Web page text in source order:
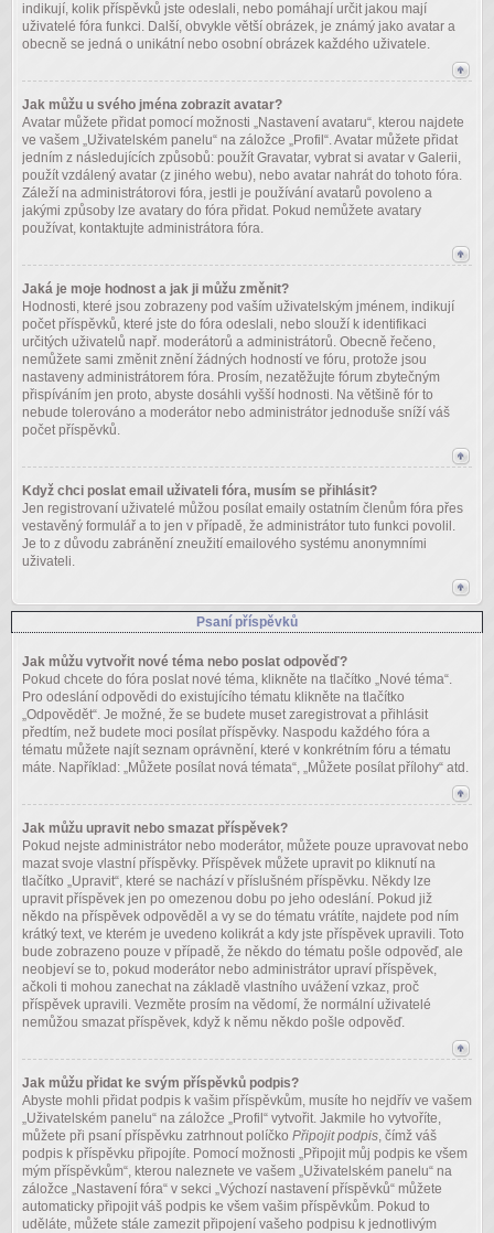
indikují, kolik příspěvků jste odeslali, nebo pomáhají určit jakou mají
uživatelé fóra funkci. Další, obvykle větší obrázek, je známý jako avatar a
obecně se jedná o unikátní nebo osobní obrázek každého uživatele.
Jak můžu u svého jména zobrazit avatar?
Avatar můžete přidat pomocí možnosti „Nastavení avataru“, kterou najdete
ve vašem „Uživatelském panelu“ na záložce „Profil“. Avatar můžete přidat
jedním z následujících způsobů: použít Gravatar, vybrat si avatar v Galerii,
použít vzdálený avatar (z jiného webu), nebo avatar nahrát do tohoto fóra.
Záleží na administrátorovi fóra, jestli je používání avatarů povoleno a
jakými způsoby lze avatary do fóra přidat. Pokud nemůžete avatary
používat, kontaktujte administrátora fóra.
Jaká je moje hodnost a jak ji můžu změnit?
Hodnosti, které jsou zobrazeny pod vaším uživatelským jménem, indikují
počet příspěvků, které jste do fóra odeslali, nebo slouží k identifikaci
určitých uživatelů např. moderátorů a administrátorů. Obecně řečeno,
nemůžete sami změnit znění žádných hodností ve fóru, protože jsou
nastaveny administrátorem fóra. Prosím, nezatěžujte fórum zbytečným
přispíváním jen proto, abyste dosáhli vyšší hodnosti. Na většině fór to
nebude tolerováno a moderátor nebo administrátor jednoduše sníží váš
počet příspěvků.
Když chci poslat email uživateli fóra, musím se přihlásit?
Jen registrovaní uživatelé můžou posílat emaily ostatním členům fóra přes
vestavěný formulář a to jen v případě, že administrátor tuto funkci povolil.
Je to z důvodu zabránění zneužití emailového systému anonymními
uživateli.
Psaní příspěvků
Jak můžu vytvořit nové téma nebo poslat odpověď?
Pokud chcete do fóra poslat nové téma, klikněte na tlačítko „Nové téma“.
Pro odeslání odpovědi do existujícího tématu klikněte na tlačítko
„Odpovědět“. Je možné, že se budete muset zaregistrovat a přihlásit
předtím, než budete moci posílat příspěvky. Naspodu každého fóra a
tématu můžete najít seznam oprávnění, které v konkrétním fóru a tématu
máte. Například: „Můžete posílat nová témata“, „Můžete posílat přílohy“ atd.
Jak můžu upravit nebo smazat příspěvek?
Pokud nejste administrátor nebo moderátor, můžete pouze upravovat nebo
mazat svoje vlastní příspěvky. Příspěvek můžete upravit po kliknutí na
tlačítko „Upravit“, které se nachází v příslušném příspěvku. Někdy lze
upravit příspěvek jen po omezenou dobu po jeho odeslání. Pokud již
někdo na příspěvek odpověděl a vy se do tématu vrátíte, najdete pod ním
krátký text, ve kterém je uvedeno kolikrát a kdy jste příspěvek upravili. Toto
bude zobrazeno pouze v případě, že někdo do tématu pošle odpověď, ale
neobjeví se to, pokud moderátor nebo administrátor upraví příspěvek,
ačkoli ti mohou zanechat na základě vlastního uvážení vzkaz, proč
příspěvek upravili. Vezměte prosím na vědomí, že normální uživatelé
nemůžou smazat příspěvek, když k němu někdo pošle odpověď.
Jak můžu přidat ke svým příspěvků podpis?
Abyste mohli přidat podpis k vašim příspěvkům, musíte ho nejdřív ve vašem
„Uživatelském panelu“ na záložce „Profil“ vytvořit. Jakmile ho vytvoříte,
můžete při psaní příspěvku zatrhnout políčko Připojit podpis, čímž váš
podpis k příspěvku připojíte. Pomocí možnosti „Připojit můj podpis ke všem
mým příspěvkům“, kterou naleznete ve vašem „Uživatelském panelu“ na
záložce „Nastavení fóra“ v sekci „Výchozí nastavení příspěvků“ můžete
automaticky připojit váš podpis ke všem vašim příspěvkům. Pokud to
uděláte, můžete stále zamezit připojení vašeho podpisu k jednotlivým